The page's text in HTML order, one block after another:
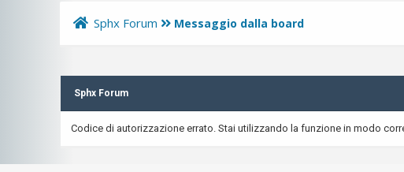
Sphx Forum Messaggio dalla board
Sphx Forum
Codice di autorizzazione errato. Stai utilizzando la funzione in modo